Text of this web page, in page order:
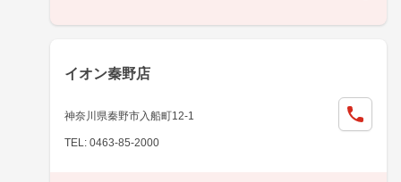
イオン秦野店
神奈川県秦野市入船町12-1
TEL: 0463-85-2000